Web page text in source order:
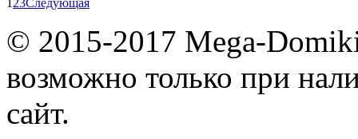
1 23Следующая
© 2015-2017 Mega-
возможно только при
сайт.